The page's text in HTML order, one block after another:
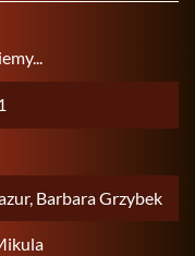
Barbara Grzybek